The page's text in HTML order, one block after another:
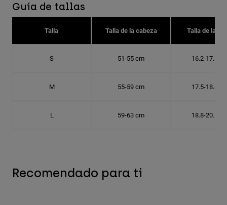
Guía de tallas
Talla Talla de la cabeza Talla de la
S 51-55 cm 16.2-17.5
M 55-59 cm 17.5-18.8
L 59-63 cm 18.8-20.1
Recomendado para ti